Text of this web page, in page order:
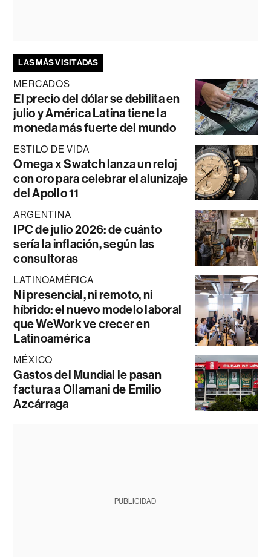
LAS MÁS VISITADAS
MERCADOS
El precio del dólar se debilita en
julio y América Latina tiene la
moneda más fuerte del mundo
ESTILO DE VIDA
Omega x Swatch lanza un reloj
con oro para celebrar el alunizaje
del Apollo 11
ARGENTINA
IPC de julio 2026: de cuánto
sería la inflación, según las
consultoras
LATINOAMÉRICA
Ni presencial, ni remoto, ni
híbrido: el nuevo modelo laboral
que WeWork ve crecer en
Latinoamérica
MÉXICO
Gastos del Mundial le pasan
factura a Ollamani de Emilio
Azcárraga
PUBLICIDAD